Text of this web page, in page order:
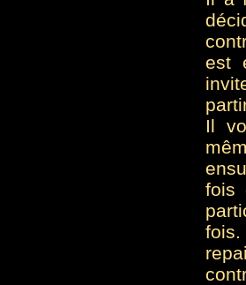
est
Il
fois
fois.